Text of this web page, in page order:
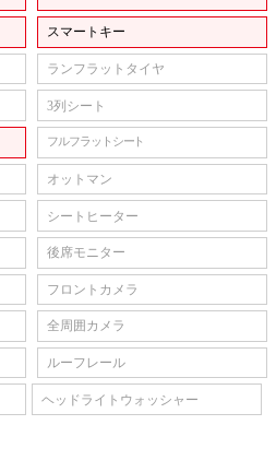
スマートキー
ランフラットタイヤ
3列シート
フルフラットシート
オットマン
シートヒーター
後席モニター
フロントカメラ
全周囲カメラ
ルーフレール
ヘッドライトウォッシャー